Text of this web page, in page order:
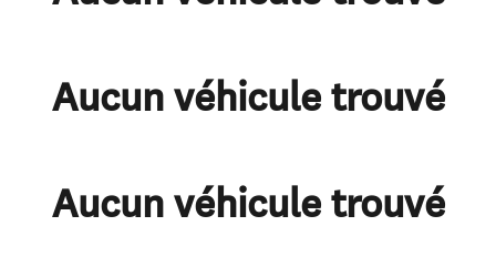
Aucun véhicule trouvé
Aucun véhicule trouvé